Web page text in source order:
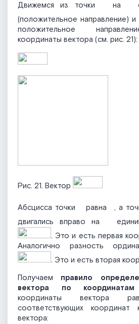
Движемся из точки на
(положительное направление) и
положительное
координаты вектора (см. рис. 21):
Рис. 21. Вектор
Абсцисса точки равна , а
двигались вправо на
. Это и есть первая
Аналогично разность
. Это и есть вторая
Получаем правило
вектора по
координаты вектора
соответствующих
вектора: